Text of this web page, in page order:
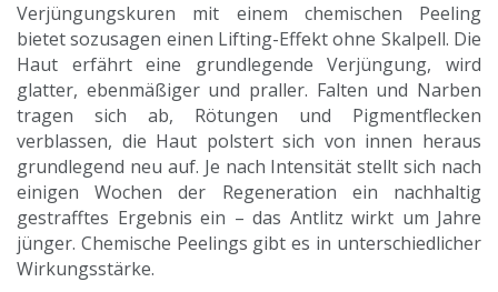
Verjüngungskuren mit einem chemischen Peeling
bietet sozusagen einen Lifting-Effekt ohne Skalpell. Die
Haut erfährt eine grundlegende Verjüngung, wird
glatter, ebenmäßiger und praller. Falten und Narben
tragen sich ab, Rötungen und Pigmentflecken
verblassen, die Haut polstert sich von innen heraus
grundlegend neu auf. Je nach Intensität stellt sich nach
einigen Wochen der Regeneration ein nachhaltig
gestrafftes Ergebnis ein – das Antlitz wirkt um Jahre
jünger. Chemische Peelings gibt es in unterschiedlicher
Wirkungsstärke.